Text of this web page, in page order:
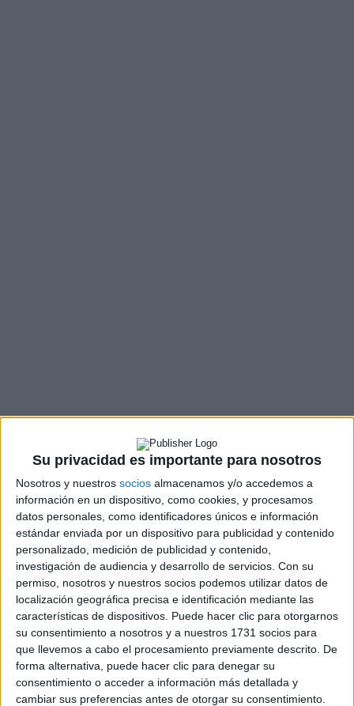
Su privacidad es importante para nosotros
Nosotros y nuestros socios almacenamos y/o accedemos a
información en un dispositivo, como cookies, y procesamos
datos personales, como identificadores únicos e información
estándar enviada por un dispositivo para publicidad y contenido
personalizado, medición de publicidad y contenido,
investigación de audiencia y desarrollo de servicios. Con su
permiso, nosotros y nuestros socios podemos utilizar datos de
localización geográfica precisa e identificación mediante las
características de dispositivos. Puede hacer clic para otorgarnos
su consentimiento a nosotros y a nuestros 1731 socios para
que llevemos a cabo el procesamiento previamente descrito. De
forma alternativa, puede hacer clic para denegar su
consentimiento o acceder a información más detallada y
cambiar sus preferencias antes de otorgar su consentimiento.